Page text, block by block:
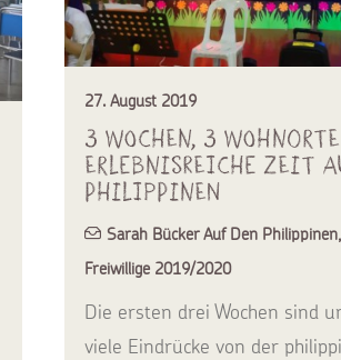
27. August 2019
3 Wochen, 3
erlebnisreiche Zeit
Philippinen
Sarah Bücker Auf Den Philippinen,
Freiwillige 2019/2020
Die ersten drei Wochen sind
viele Eindrücke von der